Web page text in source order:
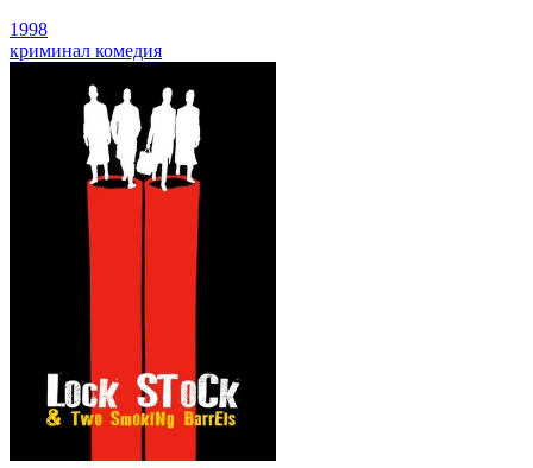
1998
криминал комедия